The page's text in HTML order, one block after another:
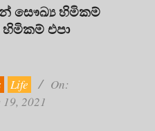
සෞඛ්‍ය හිමිකම්
එපා
Life
On:
2021